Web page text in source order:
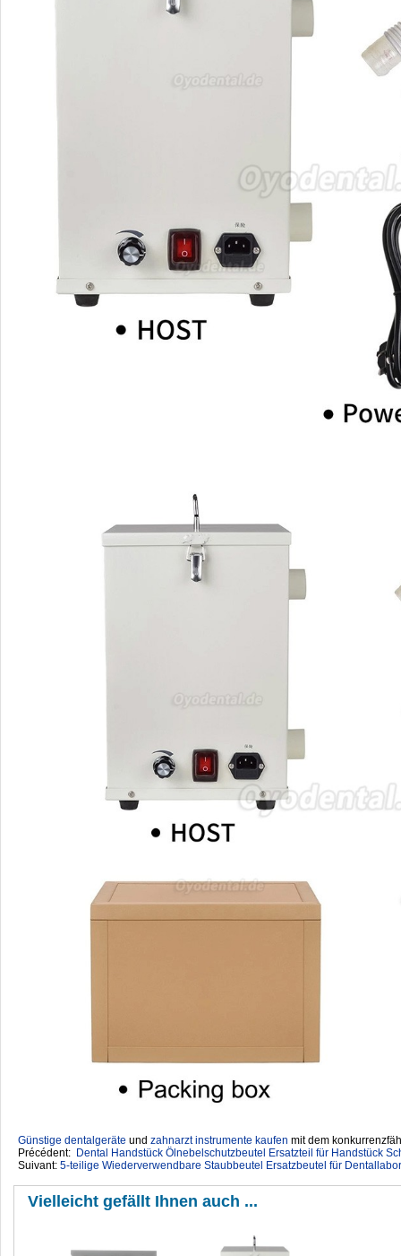
Günstige dentalgeräte ‎ und zahnarzt instrumente kaufen mit dem
Précédent: Dental Handstück Ölnebelschutzbeutel Ersatzteil für Handstück
Suivant: 5-teilige Wiederverwendbare Staubbeutel Ersatzbeutel für
Vielleicht gefällt Ihnen auch ...